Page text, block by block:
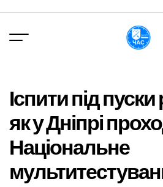
вмісту
Іспити під
як у Дніпрі
Національне